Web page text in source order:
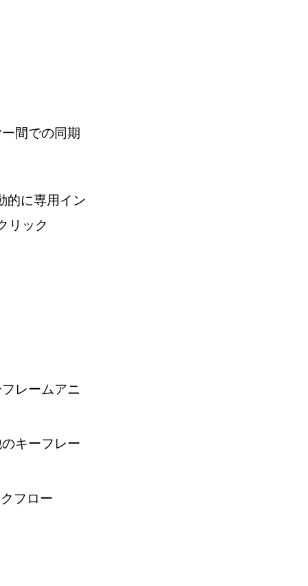
間での同期
的に専用イン
リック
レームアニ
キーフレー
フロー